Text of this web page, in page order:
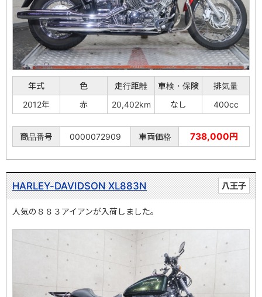
年式 色 走行距離 車検・保険
排気量
2012年
赤 20,402km なし 400cc
商品番号 0000072909 車両価格 738,000円
八王子
HARLEY-DAVIDSON XL883N
人気の８８３アイアンが入荷しました。